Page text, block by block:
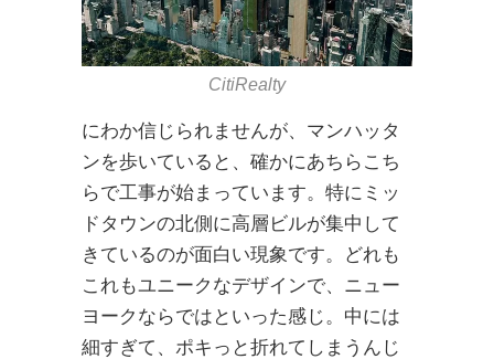
CitiRealty
にわか信じられませんが、マンハッタ
ンを歩いていると、確かにあちらこち
らで工事が始まっています。特にミッ
ドタウンの北側に高層ビルが集中して
きているのが面白い現象です。どれも
これもユニークなデザインで、ニュー
ヨークならではといった感じ。中には
細すぎて、ポキっと折れてしまうんじ